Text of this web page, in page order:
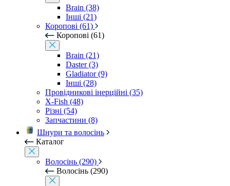
Brain (38)
Інші (21)
Коропові (61)
Коропові (61)
Brain (21)
Daster (3)
Gladiator (9)
Інші (28)
Провідникові інерційні (35)
X-Fish (48)
Різні (54)
Запчастини (8)
Шнури та волосінь
Каталог
Волосінь (290)
Волосінь (290)